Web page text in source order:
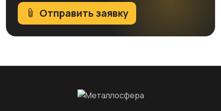
Отправить заявку